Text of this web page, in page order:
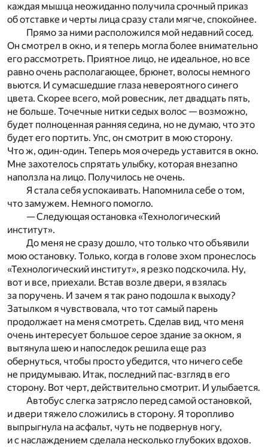
каждая мышца неожиданно получила срочный приказ
об отставке и черты лица сразу стали мягче, спокойнее.
Прямо за ними расположился мой недавний сосед.
Он смотрел в окно, и я теперь могла более внимательно
его рассмотреть. Приятное лицо, не идеальное, но все
равно очень располагающее, брюнет, волосы немного
вьются. И сумасшедшие глаза невероятного синего
цвета. Скорее всего, мой ровесник, лет двадцать пять,
не больше. Точечные нитки седых волос — возможно,
будет полноценная ранняя седина, но не думаю, что это
будет его портить. Упс, он смотрит в мою сторону.
Что ж, один-один. Теперь моя очередь уставится в окно.
Мне захотелось спрятать улыбку, которая внезапно
наползла на лицо. Получилось не очень.
Я стала себя успокаивать. Напомнила себе о том,
что замужем. Немного помогло.
— Следующая остановка «Технологический
институт».
До меня не сразу дошло, что только что объявили
мою остановку. Только, когда в голове эхом пронеслось
«Технологический институт», я резко подскочила. Ну,
вот и все, приехали. Встав возле двери, я взялась
за поручень. И зачем я так рано подошла к выходу?
Затылком я чувствовала, что тот самый парень
продолжает на меня смотреть. Сделав вид, что меня
очень интересует большое серое здание за окном, я
вытянула шею и напоследок решила еще раз
обернуться, чтобы просто убедится, что ничего себе
не придумываю. Итак, последний пас-взгляд в его
сторону. Вот черт, действительно смотрит. И улыбается.
Автобус слегка затрясло перед самой остановкой,
и двери тяжело сложились в сторону. Я торопливо
выпрыгнула на асфальт, чуть не подвернув ногу,
и с наслаждением сделала несколько глубоких вдохов.